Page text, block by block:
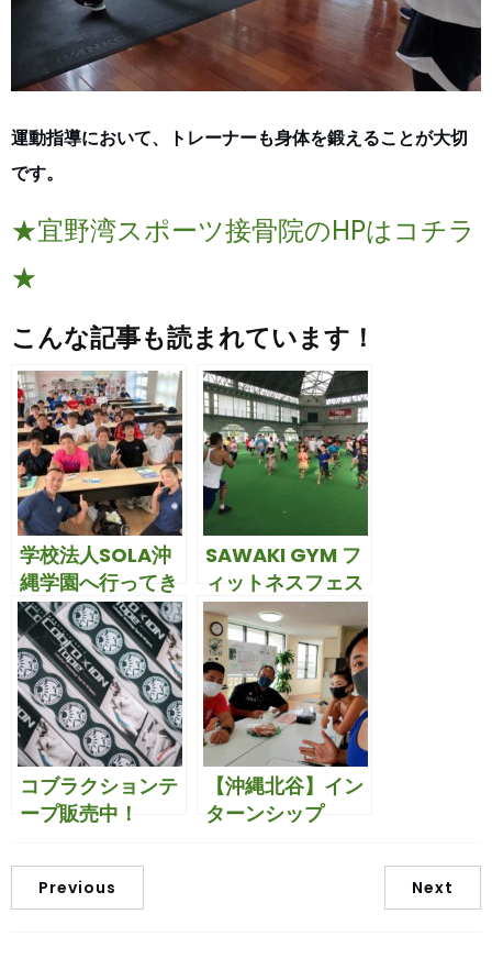
運動指導において、トレーナーも身体を鍛えることが大切
です。
★宜野湾スポーツ接骨院のHPはコチラ
★
こんな記事も読まれています！
学校法人SOLA沖
縄学園へ行ってき
ました♬
SAWAKI GYM フ
ィットネスフェス
タの模様
コブラクションテ
ープ販売中！
【沖縄北谷】イン
ターンシップ
Previous Next